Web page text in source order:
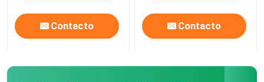
Todos los casos
Contacto Contacto